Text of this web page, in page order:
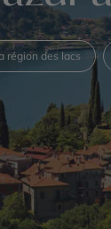
région des lacs